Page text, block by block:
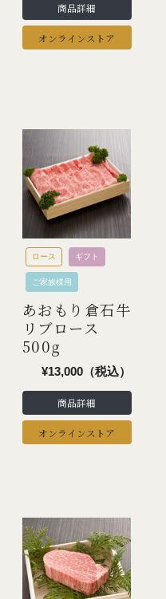
商品詳細
オンラインストア
ロース ギフト
ご家族様用
あおもり倉石牛
リブロース
500g
¥13,000（税込）
商品詳細
オンラインストア